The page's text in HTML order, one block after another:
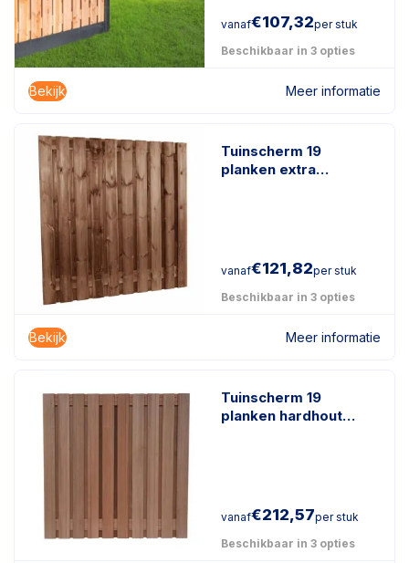
vanaf€107,32per stuk
Beschikbaar in 3 opties
Bekijk Meer informatie
Tuinscherm 19
planken extra
vanaf€121,82per stuk
Beschikbaar in 3 opties
Bekijk Meer informatie
Tuinscherm 19
planken hardhout
vanaf€212,57per stuk
Beschikbaar in 3 opties